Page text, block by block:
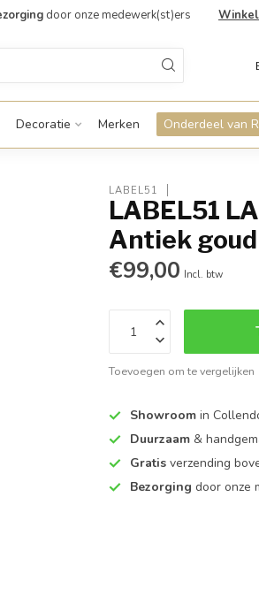
door onze medewerk(st)ers Winkel
Decoratie Merken Onderdeel van
LABEL51
LABEL51
Antiek
€99,00 Incl. btw
Toevoegen om te vergelijken
Showroom in
Duurzaam &
Gratis verzending
Bezorging door onze